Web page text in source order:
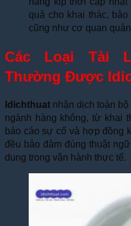
quả cho khai thác,
cũng như cơ quan
Các Loại Tài
Thường Được
Idichthuat nhận dịch toàn
ngành hàng không, từ khai
báo cáo sự cố và hợp đồng
đều bảo đảm đúng thuật
dụng trong vận hành thực tế.